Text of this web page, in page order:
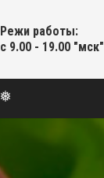
❅
Режи работы:
с 9.00 - 19.00 "мск"